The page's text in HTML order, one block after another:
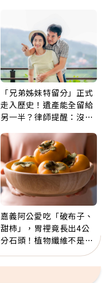
「兄弟姊妹特留分」正式
走入歷史！遺產能全留給
另一半？律師提醒：沒做
嘉義阿公愛吃「破布子、
甜柿」，胃裡竟長出4公
分石頭！植物纖維不是吃
越多越好，這些水果都上
榜